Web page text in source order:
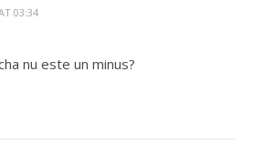
03:34
nu este un minus?